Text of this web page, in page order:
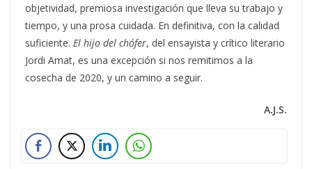
objetividad, premiosa investigación que lleva su trabajo y
tiempo, y una prosa cuidada. En definitiva, con la calidad
suficiente. El hijo del chófer, del ensayista y crítico literario
Jordi Amat, es una excepción si nos remitimos a la
cosecha de 2020, y un camino a seguir.
A.J.S.